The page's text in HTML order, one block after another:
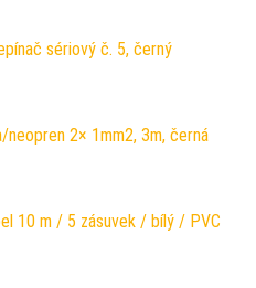
sériový č. 5, černý
neopren 2× 1mm2, 3m, černá
10 m / 5 zásuvek / bílý / PVC